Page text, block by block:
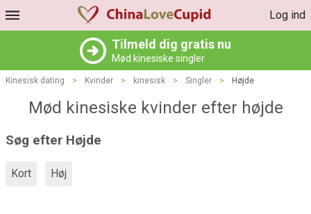
Log ind
Tilmeld dig gratis nu
Mød kinesiske singler
Kinesisk dating > Kvinder > kinesisk > Singler > Højde
Mød kinesiske kvinder efter højde
Søg efter Højde
Kort Høj